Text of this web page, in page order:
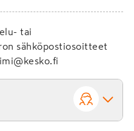
tai
sähköpostiosoitteet